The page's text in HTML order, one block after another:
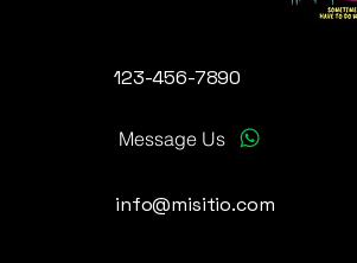
123-456-7890
Message Us
info@misitio.com